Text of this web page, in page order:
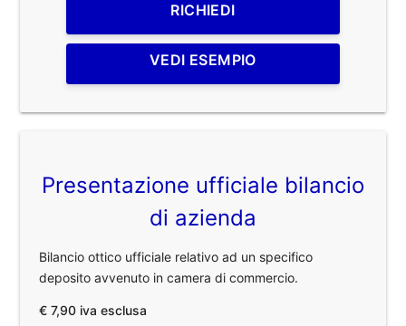
RICHIEDI
VEDI ESEMPIO
Presentazione ufficiale bilancio
di azienda
Bilancio ottico ufficiale relativo ad un specifico
deposito avvenuto in camera di commercio.
€ 7,90 iva esclusa